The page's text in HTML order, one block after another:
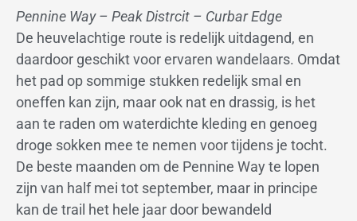
Pennine Way – Peak Distrcit – Curbar Edge
De heuvelachtige route is redelijk uitdagend, en
daardoor geschikt voor ervaren wandelaars. Omdat
het pad op sommige stukken redelijk smal en
oneffen kan zijn, maar ook nat en drassig, is het
aan te raden om waterdichte kleding en genoeg
droge sokken mee te nemen voor tijdens je tocht.
De beste maanden om de Pennine Way te lopen
zijn van half mei tot september, maar in principe
kan de trail het hele jaar door bewandeld